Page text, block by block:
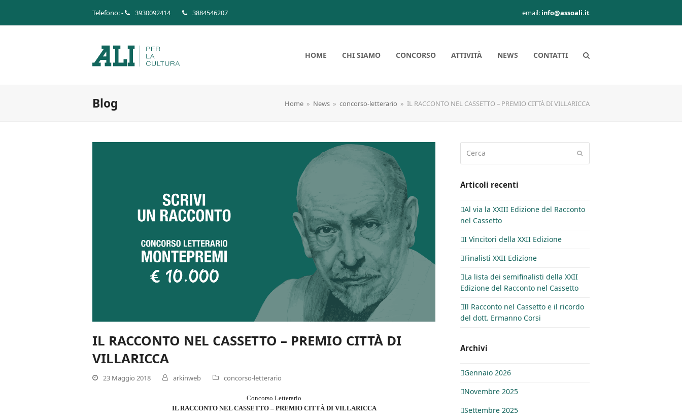
Telefono:- 3930092414 3884546207 email: info@assoali.it
HOME CHI SIAMO CONCORSO ATTIVITÀ NEWS CONTATTI
Blog Home » News » concorso-letterario » IL RACCONTO NEL CASSETTO – PREMIO CITTÀ DI VILLARICCA
IL RACCONTO NEL CASSETTO – PREMIO CITTÀ DI
VILLARICCA
23 Maggio 2018 arkinweb concorso-letterario
Concorso Letterario
IL RACCONTO NEL CASSETTO – PREMIO CITTÀ DI VILLARICCA
Articoli recenti
Al via la XXIII Edizione del Racconto
nel Cassetto
I Vincitori della XXII Edizione
Finalisti XXII Edizione
La lista dei semifinalisti della XXII
Edizione del Racconto nel Cassetto
Il Racconto nel Cassetto e il ricordo
del dott. Ermanno Corsi
Archivi
Gennaio 2026
Novembre 2025
Settembre 2025